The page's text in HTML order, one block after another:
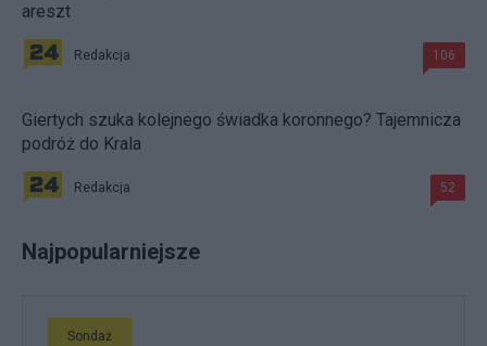
areszt
Redakcja 106
Giertych szuka kolejnego świadka koronnego? Tajemnicza
podróż do Krala
Redakcja 52
Najpopularniejsze
Sondaż